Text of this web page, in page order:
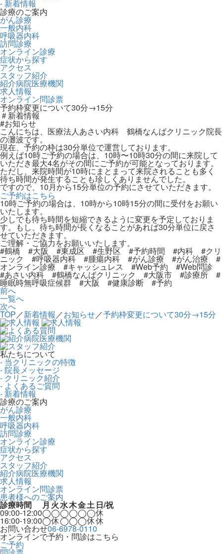
- 新着情報
診療のご案内
がん診療
一般内科
呼吸器内科
訪問診療
オンライン診療
症状から探す
アクセス
スタッフ紹介
紹介病院医療機関
求人情報
オンライン問診票
予約枠変更について30分→15分
＃新着情報
#お知らせ
こんにちは、医療法人あさい内科 鶴橋なんばクリニック院長
の灘波です。
現在、予約の枠は30分単位で運営しております。
例えば10時ご予約の場合は、10時〜10時30分の間に来院して
いただき最大4名がその間にご予約が可能となっております。
ただし、来院時間が10時にまとまって来院されることも多く
待ち時間が発生することも珍しくありませんでした。
ですので、10月から15分単位の予約にさせていただきます。
ご予約はこちら
10時ご予約の場合は、10時から10時15分の間に受付をお願い
いたします。
少しでも待ち時間を短縮できるように変更を予定しておりま
す。もし、待ち時間が長くなることがあれば30分単位に戻さ
せていただきます。
ご理解・ご協力をお願いいたします。
#鶴橋 #大阪 #東成区 #生野区 #予約時間 #内科 #クリ
ニック #呼吸器内科 #腫瘍内科 #がん診療 #がん治療 #
オンライン診療 #キャッシュレス #Web予約 #Web問診
#あさい内科 #鶴橋なんばクリニック #大阪市 #診療所 #
睡眠時無呼吸症候群 #大阪 #健康診断 #予約
前へ
一覧へ
次へ
TOP／新着情報 ／お知らせ／予約枠変更について30分→15分
私たちについて
- 当クリニックの特徴
- 院長メッセージ
- クリニック紹介
- よくあるご質問
- 新着情報
診療のご案内
がん診療
一般内科
呼吸器内科
訪問診療
オンライン診療
症状から探す
アクセス
スタッフ紹介
紹介病院医療機関
求人情報
オンライン問診票
患者様へのご案内
診療時間 月火水木金土日/祝
09:00-12:00◯◯◯◯◯◯休
16:00-19:00◯休◯◯◯休休
お問い合わせ06-6978-0110
オンラインで予約・問診はこちら
ご予約